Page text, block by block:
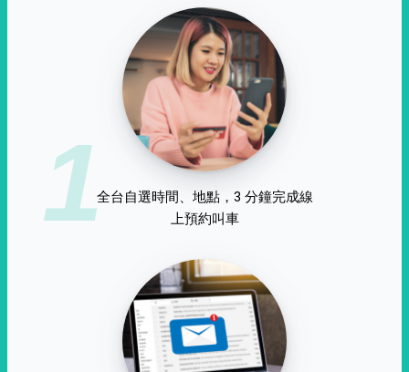
1全台自選時間、地點，3 分鐘完成線
上預約叫車